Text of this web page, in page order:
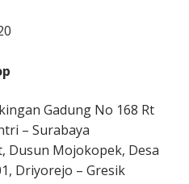
Gadung No 168 Rt
– Surabaya
Dusun Mojokopek, Desa
Driyorejo – Gresik